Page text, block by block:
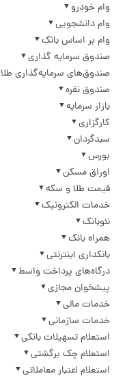
وام خودرو
وام دانشجویی
وام بر اساس بانک
صندوق سرمایه گذاری
صندوق‌های سرمایه‌گذاری طلا
صندوق نقره
بازار سرمایه
کارگزاری
سبدگردان
بورس
اوراق مسکن
قیمت طلا و سکه
خدمات الکترونیک
نئوبانک
همراه بانک
بانکداری اینترنتی
درگاه‌های پرداخت واسط
پیشخوان مجازی
خدمات مالی
خدمات سازمانی
استعلام تسهیلات بانکی
استعلام چک برگشتی
استعلام اعتبار معاملاتی